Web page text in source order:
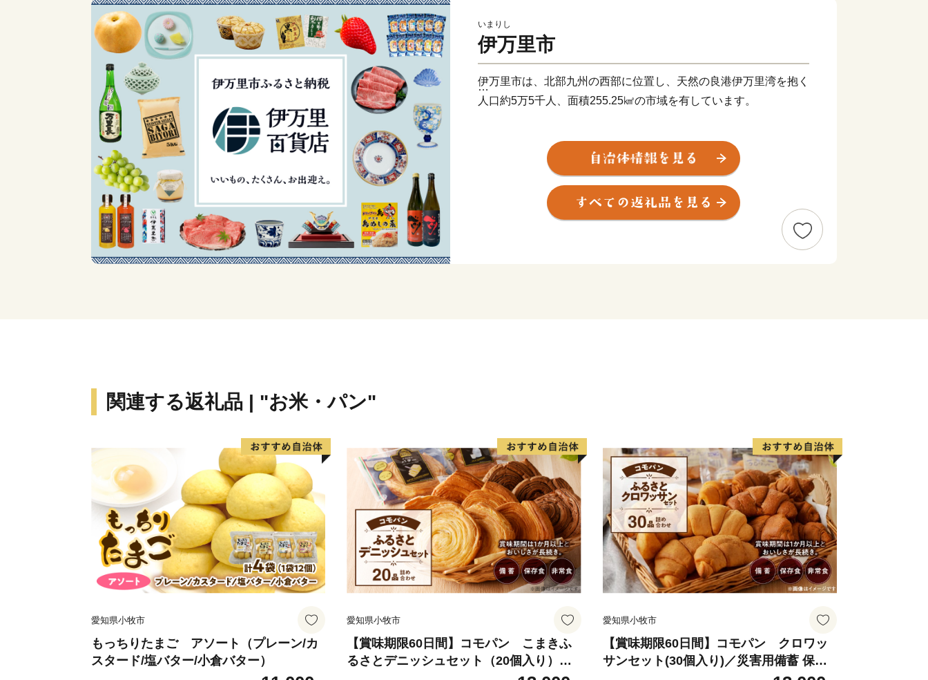
いまりし
伊万里市
伊万里市は、北部九州の西部に位置し、天然の良港伊万里湾を抱く
人口約5万5千人、面積255.25㎢の市域を有しています。
古伊万里や石炭の積出港として栄え、「古伊万里文化」の香りが漂
う焼き物などを市内の随所で見ることができる風光明媚なまちで
全国的に評判の高い伊万里牛は、肉質はきめ細かで柔らかく、とろ
けるほどの美味しさです。由緒ある枝肉共励会で多くの賞に輝くな
関連する返礼品 | "お米・パン"
愛知県小牧市
もっちりたまご アソート（プレーン/カ
スタード/塩バター/小倉バター）
愛知県小牧市
【賞味期限60日間】コモパン こまきふ
るさとデニッシュセット（20個入り）／
愛知県小牧市
【賞味期限60日間】コモパン クロワッ
サンセット(30個入り)／災害用備蓄 保存